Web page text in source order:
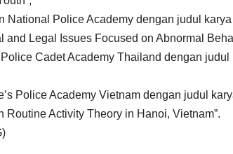
National Police Academy dengan judul
and Legal Issues Focused on Abnormal
Cadet Academy Thailand dengan
Police Academy Vietnam dengan judul
Routine Activity Theory in Hanoi, Vietnam”.